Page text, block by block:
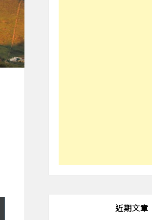
近期文章